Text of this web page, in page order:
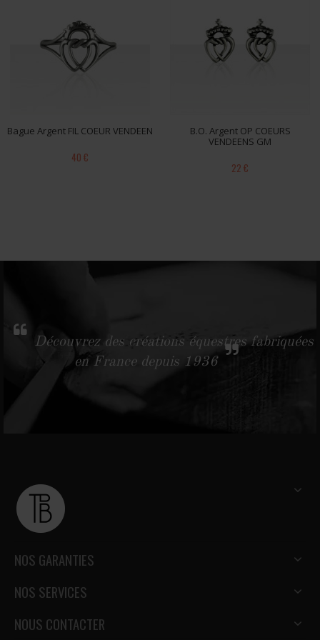
Bague Argent FIL COEUR VENDEEN
40 €
B.O. Argent OP COEURS
VENDEENS GM
22 €
Découvrez des créations équestres fabriquées
en France depuis 1936
NOS GARANTIES
NOS SERVICES
NOUS CONTACTER